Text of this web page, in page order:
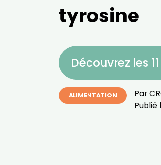
tyrosine
Découvrez les
ALIMENTATION Par
Publié